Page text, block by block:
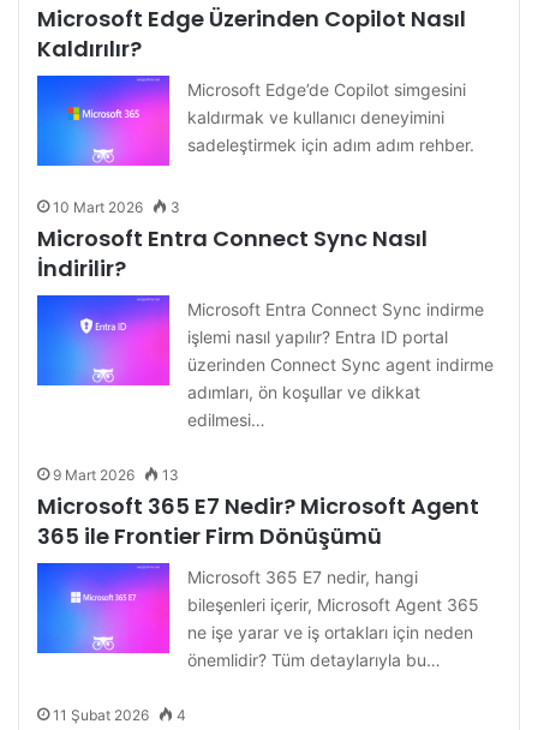
Microsoft Edge Üzerinden Copilot Nasıl
Kaldırılır?
Microsoft Edge’de Copilot simgesini
kaldırmak ve kullanıcı deneyimini
sadeleştirmek için adım adım rehber.
10 Mart 2026 3
Microsoft Entra Connect Sync Nasıl
İndirilir?
Microsoft Entra Connect Sync indirme
işlemi nasıl yapılır? Entra ID portal
üzerinden Connect Sync agent indirme
adımları, ön koşullar ve dikkat
edilmesi…
9 Mart 2026 13
Microsoft 365 E7 Nedir? Microsoft Agent
365 ile Frontier Firm Dönüşümü
Microsoft 365 E7 nedir, hangi
bileşenleri içerir, Microsoft Agent 365
ne işe yarar ve iş ortakları için neden
önemlidir? Tüm detaylarıyla bu…
11 Şubat 2026 4